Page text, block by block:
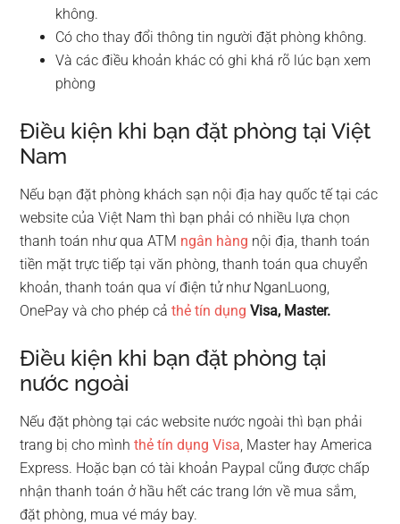
không.
Có cho thay đổi thông tin người đặt phòng không.
Và các điều khoản khác có ghi khá rõ lúc bạn xem
phòng
Điều kiện khi bạn đặt phòng tại Việt
Nam
Nếu bạn đặt phòng khách sạn nội địa hay quốc tế tại các
website của Việt Nam thì bạn phải có nhiều lựa chọn
thanh toán như qua ATM ngân hàng nội địa, thanh toán
tiền mặt trực tiếp tại văn phòng, thanh toán qua chuyển
khoản, thanh toán qua ví điện tử như NganLuong,
OnePay và cho phép cảthẻ tín dụng Visa, Master.
Điều kiện khi bạn đặt phòng tại
nước ngoài
Nếu đặt phòng tại các website nước ngoài thì bạn phải
trang bị cho mìnhthẻ tín dụng Visa, Master hay America
Express. Hoặc bạn có tài khoản Paypal cũng được chấp
nhận thanh toán ở hầu hết các trang lớn về mua sắm,
đặt phòng, mua vé máy bay.